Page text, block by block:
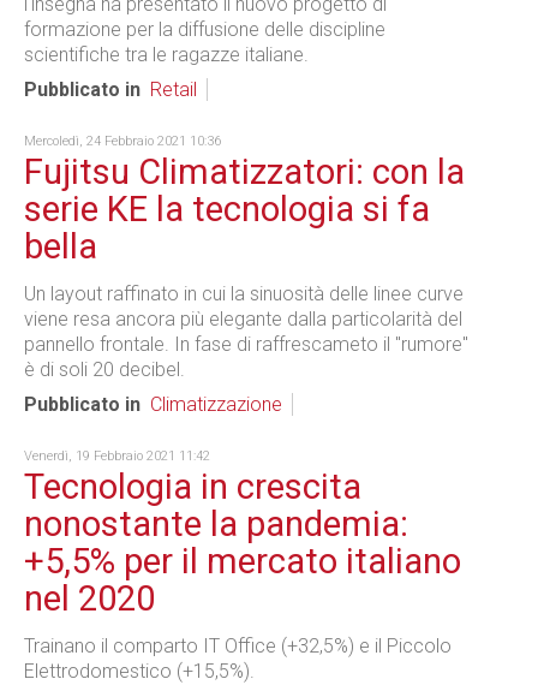
formazione per la diffusione delle discipline
scientifiche tra le ragazze italiane.
Pubblicato in Retail
Mercoledì, 24 Febbraio 2021 10:36
Fujitsu Climatizzatori: con la
serie KE la tecnologia si fa
bella
Un layout raffinato in cui la sinuosità delle linee curve
viene resa ancora più elegante dalla particolarità del
pannello frontale. In fase di raffrescameto il "rumore"
è di soli 20 decibel.
Pubblicato in Climatizzazione
Venerdì, 19 Febbraio 2021 11:42
Tecnologia in crescita
nonostante la pandemia:
+5,5% per il mercato italiano
nel 2020
Trainano il comparto IT Office (+32,5%) e il Piccolo
Elettrodomestico (+15,5%).